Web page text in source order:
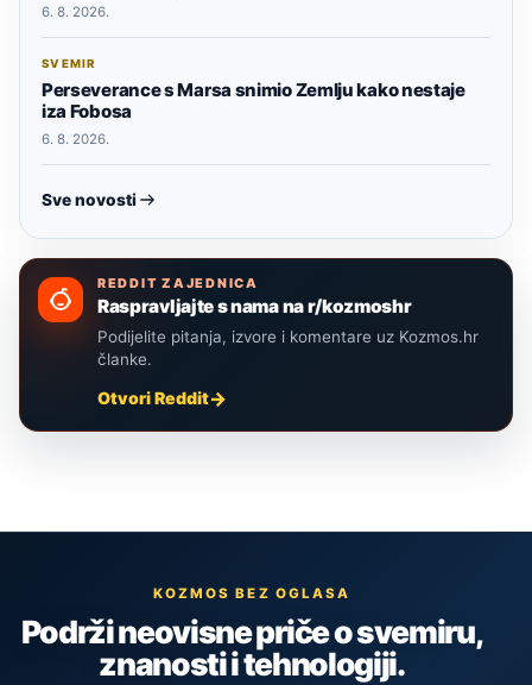
6. 8. 2026.
SVEMIR
Perseverance s Marsa snimio Zemlju kako nestaje
iza Fobosa
6. 8. 2026.
Sve novosti
REDDIT ZAJEDNICA
Raspravljajte s nama na r/kozmoshr
Podijelite pitanja, izvore i komentare uz Kozmos.hr
članke.
Otvori Reddit
KOZMOS BEZ OGLASA
Podrži neovisne priče o svemiru,
znanosti i tehnologiji.